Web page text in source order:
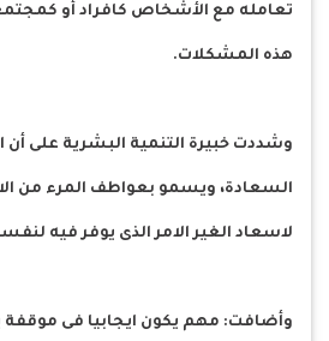
تعامله مع الأشخاص كافراد أو
هذه المشكلات.
وشددت خبيرة التنمية البشرية على أن
السعادة، ويسمو بعواطف المرء من
لاسعاد الغير الامر الذى يوفر فيه
وأضافت: مهم يكون ايجابيا فى موقفة